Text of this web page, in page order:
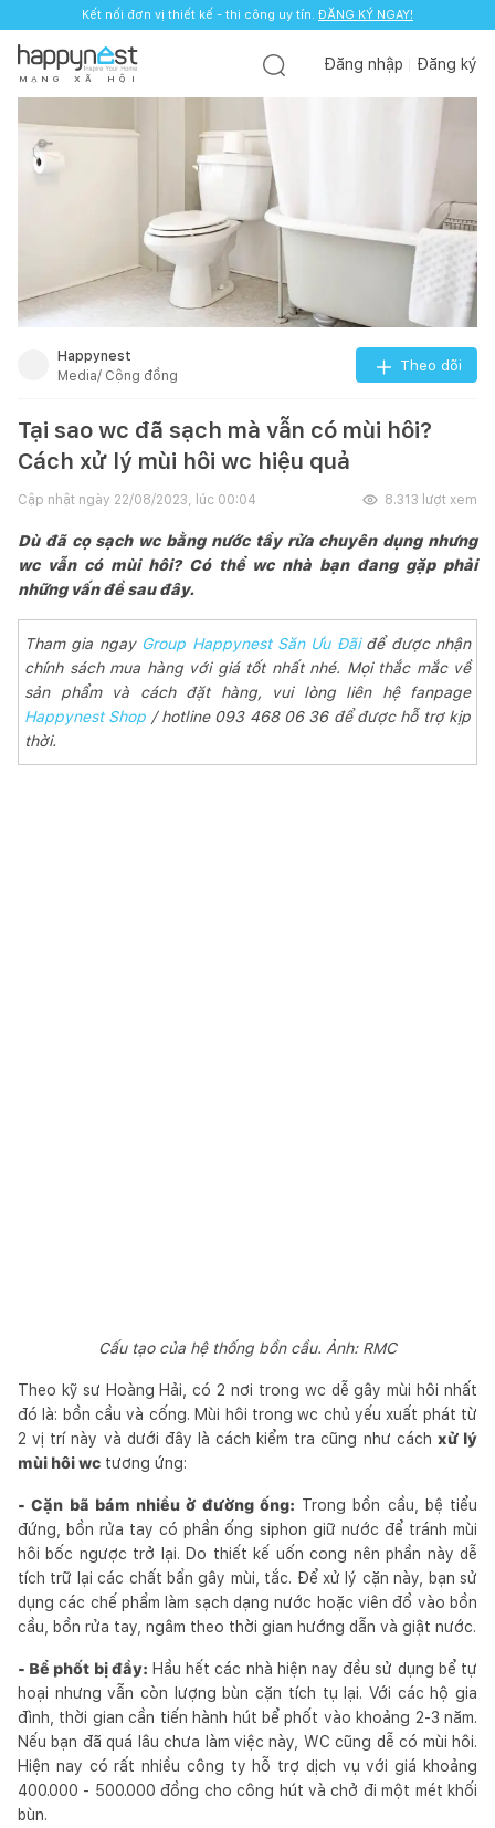
Kết nối đơn vị thiết kế - thi công uy tín. ĐĂNG KÝ NGAY!
M Ạ N G X Ã H Ộ I
Đăng nhập Đăng ký
Happynest
Media/ Cộng đồng
Theo dõi
Tại sao wc đã sạch mà vẫn có mùi hôi?
Cách xử lý mùi hôi wc hiệu quả
Cập nhật ngày 22/08/2023, lúc 00:04 8.313 lượt xem
Dù đã cọ sạch wc bằng nước tẩy rửa chuyên dụng nhưng
wc vẫn có mùi hôi? Có thể wc nhà bạn đang gặp phải
những vấn đề sau đây.
Tham gia ngay Group Happynest Săn Ưu Đãi để được nhận
chính sách mua hàng với giá tốt nhất nhé. Mọi thắc mắc về
sản phẩm và cách đặt hàng, vui lòng liên hệ fanpage
Happynest Shop / hotline 093 468 06 36 để được hỗ trợ kịp
thời.
Cấu tạo của hệ thống bồn cầu. Ảnh: RMC
Theo kỹ sư Hoàng Hải, có 2 nơi trong wc dễ gây mùi hôi nhất
đó là: bồn cầu và cống. Mùi hôi trong wc chủ yếu xuất phát từ
2 vị trí này và dưới đây là cách kiểm tra cũng như cách xử lý
mùi hôi wc tương ứng:
- Cặn bã bám nhiều ở đường ống: Trong bồn cầu, bệ tiểu
đứng, bồn rửa tay có phần ống siphon giữ nước để tránh mùi
hôi bốc ngược trở lại. Do thiết kế uốn cong nên phần này dễ
tích trữ lại các chất bẩn gây mùi, tắc. Để xử lý cặn này, bạn sử
dụng các chế phẩm làm sạch dạng nước hoặc viên đổ vào bồn
cầu, bồn rửa tay, ngâm theo thời gian hướng dẫn và giật nước.
- Bể phốt bị đầy: Hầu hết các nhà hiện nay đều sử dụng bể tự
hoại nhưng vẫn còn lượng bùn cặn tích tụ lại. Với các hộ gia
đình, thời gian cần tiến hành hút bể phốt vào khoảng 2-3 năm.
Nếu bạn đã quá lâu chưa làm việc này, WC cũng dễ có mùi hôi.
Hiện nay có rất nhiều công ty hỗ trợ dịch vụ với giá khoảng
400.000 - 500.000 đồng cho công hút và chở đi một mét khối
bùn.